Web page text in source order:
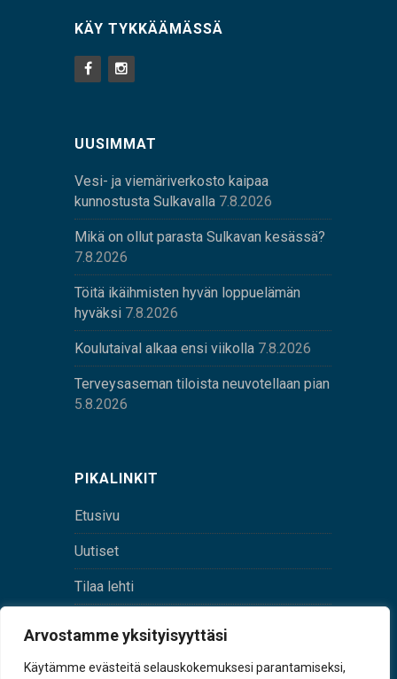
Arvostamme yksityisyyttäsi
Käytämme evästeitä selauskokemuksesi parantamiseksi,
KÄY TYKKÄÄMÄSSÄ
UUSIMMAT
Vesi- ja viemäriverkosto kaipaa
kunnostusta Sulkavalla 7.8.2026
Mikä on ollut parasta Sulkavan kesässä?
7.8.2026
Töitä ikäihmisten hyvän loppuelämän
hyväksi 7.8.2026
Koulutaival alkaa ensi viikolla 7.8.2026
Terveysaseman tiloista neuvotellaan pian
5.8.2026
PIKALINKIT
Etusivu
Uutiset
Tilaa lehti